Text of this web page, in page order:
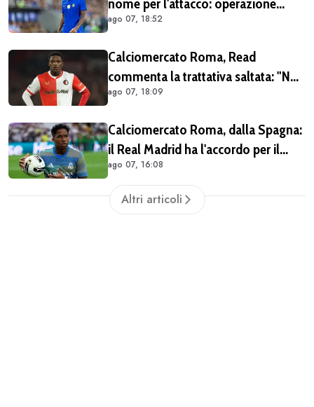
nome per l'attacco: operazione
fattibile solo in prestito
ago 07, 18:52
Calciomercato Roma, Read
commenta la trattativa saltata: "Non
dovevo per forza lasciare il
Champions e ho ancora da imparare
qui" (VIDEO)
ago 07, 18:09
Calciomercato Roma, dalla Spagna:
il Real Madrid ha l'accordo per il
prestito di Endrick in Premier League
ago 07, 16:08
Altri articoli